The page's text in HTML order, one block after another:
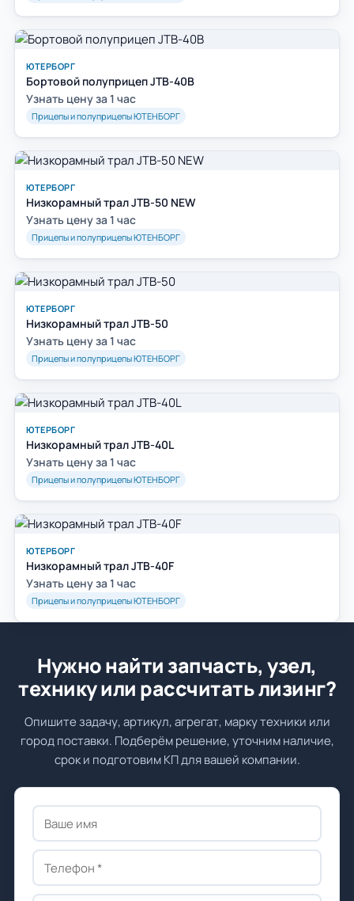
ЮТЕРБОРГ
Бортовой полуприцеп JTB-40B
Узнать цену за 1 час
Прицепы и полуприцепы ЮТЕНБОРГ
ЮТЕРБОРГ
Низкорамный трал JTB-50 NEW
Узнать цену за 1 час
Прицепы и полуприцепы ЮТЕНБОРГ
ЮТЕРБОРГ
Низкорамный трал JTB-50
Узнать цену за 1 час
Прицепы и полуприцепы ЮТЕНБОРГ
ЮТЕРБОРГ
Низкорамный трал JTB-40L
Узнать цену за 1 час
Прицепы и полуприцепы ЮТЕНБОРГ
ЮТЕРБОРГ
Низкорамный трал JTB-40F
Узнать цену за 1 час
Прицепы и полуприцепы ЮТЕНБОРГ
Нужно найти запчасть, узел,
технику или рассчитать лизинг?
Опишите задачу, артикул, агрегат, марку техники или
город поставки. Подберём решение, уточним наличие,
срок и подготовим КП для вашей компании.